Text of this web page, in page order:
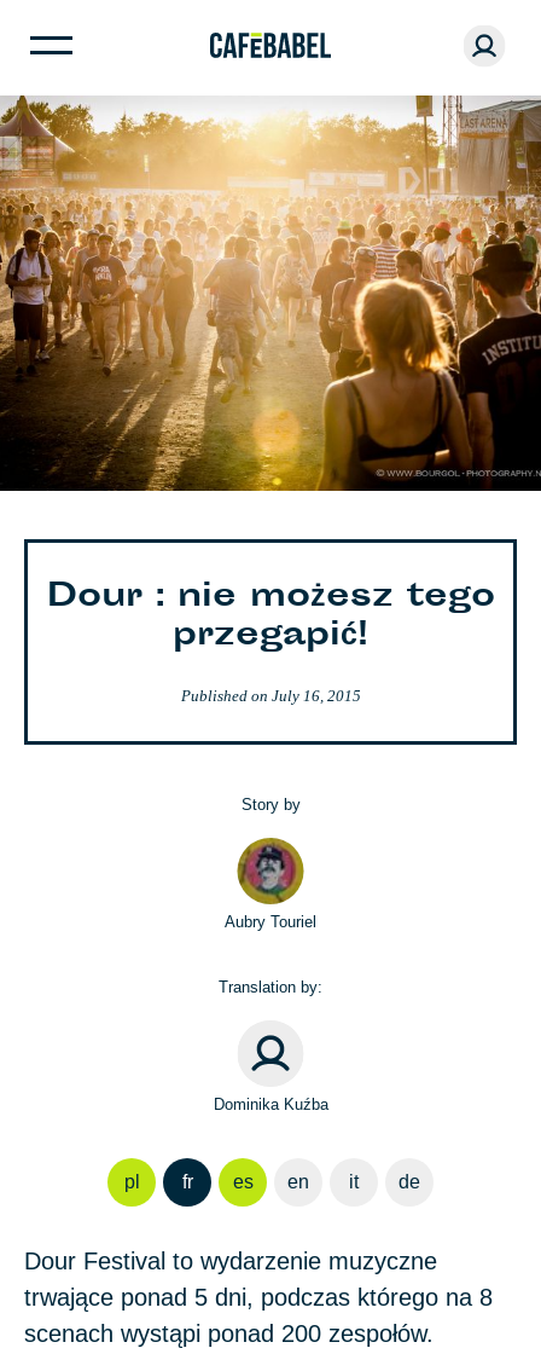
Dour : nie możesz tego
przegapić!
Published on July 16, 2015
Story by
Aubry Touriel
Translation by:
Dominika Kuźba
pl fr es en it de
Dour Festival to wydarzenie muzyczne
trwające ponad 5 dni, podczas którego na 8
scenach wystąpi ponad 200 zespołów.